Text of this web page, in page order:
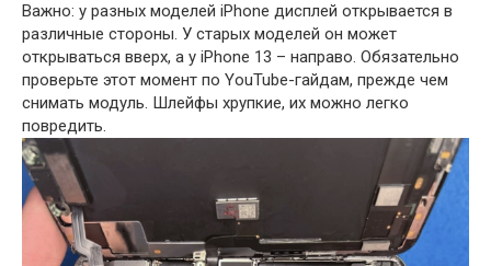
Важно: у разных моделей iPhone дисплей открывается в
различные стороны. У старых моделей он может
открываться вверх, а у iPhone 13 – направо. Обязательно
проверьте этот момент по YouTube-гайдам, прежде чем
снимать модуль. Шлейфы хрупкие, их можно легко
повредить.